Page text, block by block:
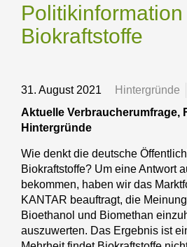
Politikinformation
Biokraftstoffe
31. August 2021 Hin­ter­grün­de
Aktuelle Verbraucherumfrage,
Hintergründe
Wie denkt die deutsche
Biokraftstoffe? Um eine Antwort
bekommen, haben wir das
KANTAR beauftragt, die
Bioethanol und Biomethan
auszuwerten. Das Ergebnis ist